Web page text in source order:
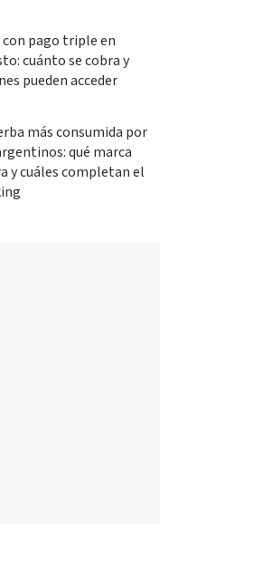
con pago triple en
cuánto se cobra y
pueden acceder
más consumida por
qué marca
y cuáles completan el